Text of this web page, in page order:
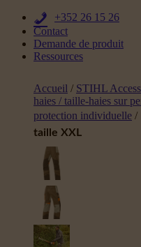
+352 26 15 26
Contact
Demande de produit
Ressources
Accueil / STIHL
haies / taille-haies sur
protection individuelle /
taille XXL